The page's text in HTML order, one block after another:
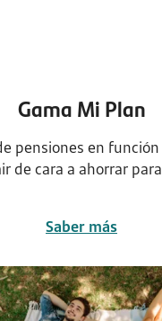
Gama Mi Plan
pensiones en
de cara a ahorrar
Saber más